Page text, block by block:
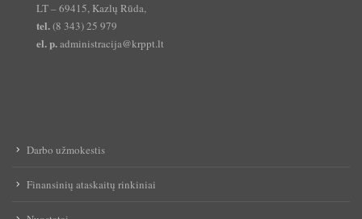
LT – 69415, Kazlų Rūda,
tel.(8 343) 25 979
el. p.administracija@krppt.lt
Darbo užmokestis
Finansinių ataskaitų rinkiniai